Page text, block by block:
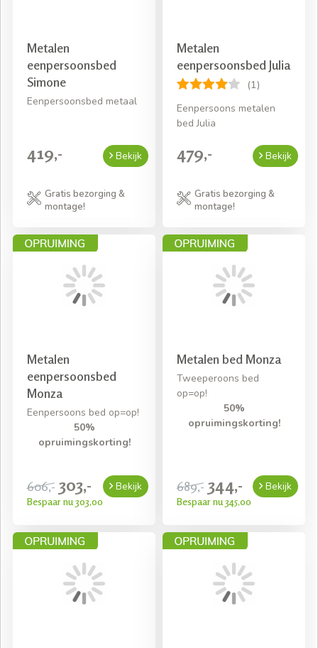
Metalen
eenpersoonsbed
Simone
Eenpersoonsbed metaal
419,- Bekijk
Gratis bezorging &
montage!
Metalen
eenpersoonsbed Julia
(1)
Eenpersoons metalen
bed Julia
479,- Bekijk
Gratis bezorging &
montage!
Metalen
eenpersoonsbed
Monza
Eenpersoons bed op=op!
50%
opruimingskorting!
606,- 303,-
Bespaar nu 303,00
Bekijk
Metalen bed Monza
Tweeperoons bed
op=op!
50%
opruimingskorting!
689,- 344,-
Bespaar nu 345,00
Bekijk